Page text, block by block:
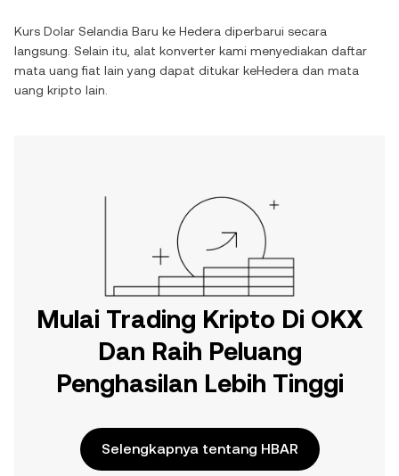
Kurs Dolar Selandia Baru ke Hedera diperbarui secara
langsung. Selain itu, alat konverter kami menyediakan daftar
mata uang fiat lain yang dapat ditukar keHedera dan mata
uang kripto lain.
Mulai Trading Kripto Di OKX
Dan Raih Peluang
Penghasilan Lebih Tinggi
Selengkapnya tentang HBAR